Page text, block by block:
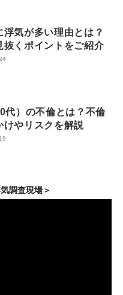
浮気が多い理由とは？
抜くポイントをご紹介
代）の不倫とは？不倫
けやリスクを解説
調査現場＞